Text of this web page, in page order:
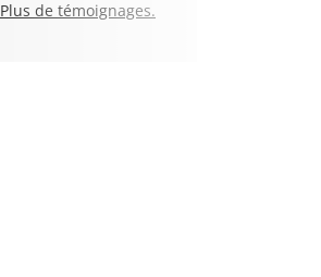
Plus de témoignages.